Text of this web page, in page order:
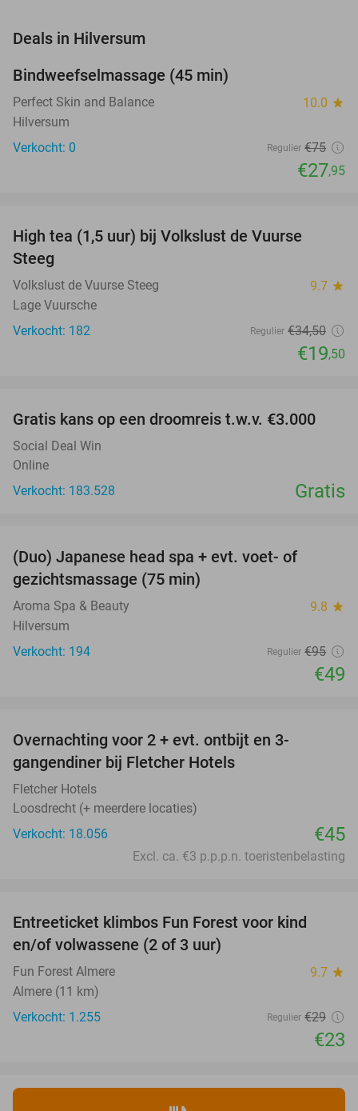
Deals in Hilversum
TODAY
Bindweefselmassage (45 min)
Perfect Skin and Balance 10.0 star
Hilversum
Verkocht: 0
Regulier €75
€27,95
High tea (1,5 uur) bij Volkslust de Vuurse
Steeg
Volkslust de Vuurse Steeg 9.7 star
Lage Vuursche
Verkocht: 182
Regulier €34,50
€19,50
Gratis kans op een droomreis t.w.v. €3.000
Social Deal Win
Online
Verkocht: 183.528
Gratis
(Duo) Japanese head spa + evt. voet- of
gezichtsmassage (75 min)
Aroma Spa & Beauty 9.8 star
Hilversum
Verkocht: 194
Regulier €95
€49
Overnachting voor 2 + evt. ontbijt en 3-
gangendiner bij Fletcher Hotels
Fletcher Hotels
Loosdrecht (+ meerdere locaties)
Verkocht: 18.056
€45
Excl. ca. €3 p.p.p.n. toeristenbelasting
Entreeticket klimbos Fun Forest voor kind
en/of volwassene (2 of 3 uur)
Fun Forest Almere 9.7 star
Almere (11 km)
Verkocht: 1.255
Regulier €29
€23